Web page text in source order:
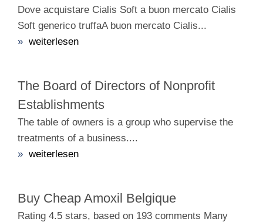
Dove acquistare Cialis Soft a buon mercato Cialis
Soft generico truffaA buon mercato Cialis...
» weiterlesen
The Board of Directors of Nonprofit
Establishments
The table of owners is a group who supervise the
treatments of a business....
» weiterlesen
Buy Cheap Amoxil Belgique
Rating 4.5 stars, based on 193 comments Many